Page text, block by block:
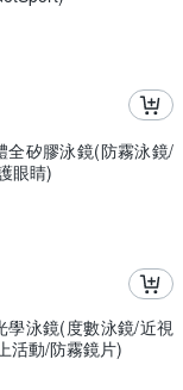
全矽膠泳鏡(防霧泳鏡/
眼睛)
學泳鏡(度數泳鏡/近視
活動/防霧鏡片)